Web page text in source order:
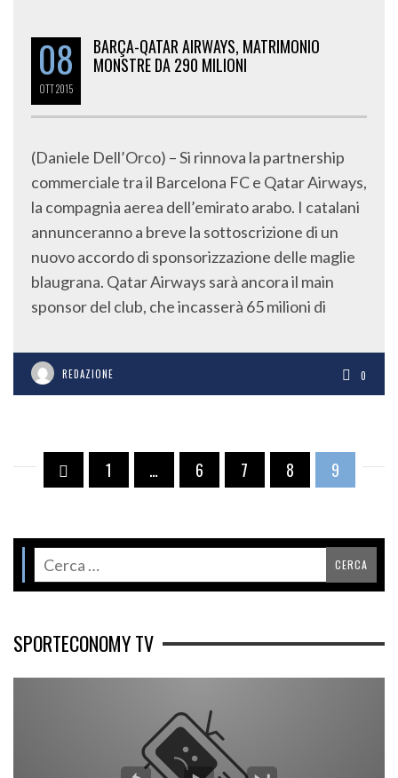
08
OTT2015
BARÇA-QATAR AIRWAYS, MATRIMONIO
MONSTRE DA 290 MILIONI
(Daniele Dell’Orco) – Si rinnova la partnership
commerciale tra il Barcelona FC e Qatar Airways,
la compagnia aerea dell’emirato arabo. I catalani
annunceranno a breve la sottoscrizione di un
nuovo accordo di sponsorizzazione delle maglie
blaugrana. Qatar Airways sarà ancora il main
sponsor del club, che incasserà 65 milioni di
REDAZIONE 0
1 … 6 7 8 9
SPORTECONOMY TV